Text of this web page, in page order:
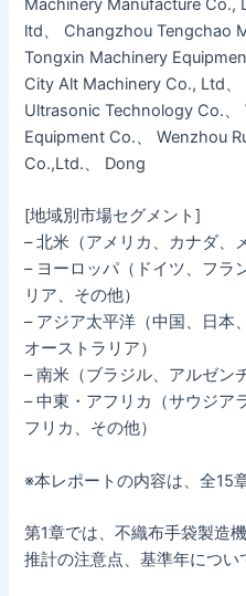
Machinery Manufacture Co.,
ltd、 Changzhou Tengchao
Tongxin Machinery
City Alt Machinery Co., Ltd
Ultrasonic Technology Co.
Equipment Co.、 Wenzhou
Co.,Ltd.、 Dong
[地域別市場セグメント]
– 北米（アメリカ、カナダ、
– ヨーロッパ（ドイツ、フラ
リア、その他）
– アジア太平洋（中国、日本
オーストラリア）
– 南米（ブラジル、アルゼン
– 中東・アフリカ（サウジア
フリカ、その他）
※本レポートの内容は、全15
第1章では、不織布手袋製造
推計の注意点、基準年につい